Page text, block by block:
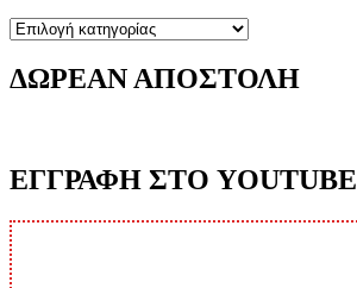
Κατηγορίες
ΔΩΡΕΑΝ ΑΠΟΣΤΟΛΗ
ΕΓΓΡΑΦΗ ΣΤΟ YOUTUBE